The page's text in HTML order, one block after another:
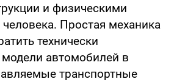
и физическими
Простая механика
технически
автомобилей в
транспортные